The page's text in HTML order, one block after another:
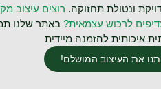
ונטולת תחזוקה. רוצים עיצוב
לרכוש עצמאית? באתר שלנו
איכותית להזמנה מיידית
את העיצוב המושלם!